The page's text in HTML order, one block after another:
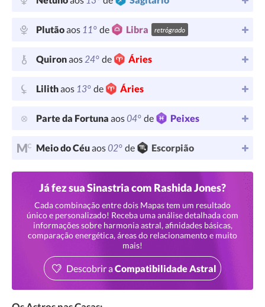
Plutãoaos 11° de Libra retrógrado
Quironaos24° de Áries
Lilithaos 13° de Áries
Parte da Fortuna aos04° de Peixes
Meio do Céuaos02° de Escorpião
Já fez sua Sinastria com Rashida Jones?
Cada combinação entre dois Mapas tem um resultado
único e personalizado! Receba uma análise detalhada com
informações sobre harmonia astral, afinidades básicas,
comparação energética, áreas do relacionamento e muito
mais!
Descobrir aCompatibilidade Astral